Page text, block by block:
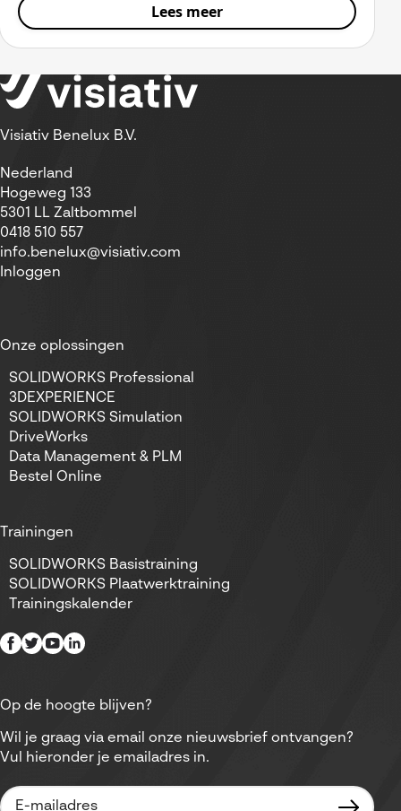
Lees meer
Visiativ Benelux B.V.
Nederland
Hogeweg 133
5301 LL Zaltbommel
0418 510 557
info.benelux@visiativ.com
Inloggen
Onze oplossingen
SOLIDWORKS Professional
3DEXPERIENCE
SOLIDWORKS Simulation
DriveWorks
Data Management & PLM
Bestel Online
Trainingen
SOLIDWORKS Basistraining
SOLIDWORKS Plaatwerktraining
Trainingskalender
Op de hoogte blijven?
Wil je graag via email onze nieuwsbrief ontvangen?
Vul hieronder je emailadres in.